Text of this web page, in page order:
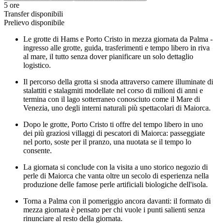
5 ore
Transfer disponibili
Prelievo disponibile
Le grotte di Hams e Porto Cristo in mezza giornata da Palma -
ingresso alle grotte, guida, trasferimenti e tempo libero in riva
al mare, il tutto senza dover pianificare un solo dettaglio
logistico.
Il percorso della grotta si snoda attraverso camere illuminate di
stalattiti e stalagmiti modellate nel corso di milioni di anni e
termina con il lago sotterraneo conosciuto come il Mare di
Venezia, uno degli interni naturali più spettacolari di Maiorca.
Dopo le grotte, Porto Cristo ti offre del tempo libero in uno
dei più graziosi villaggi di pescatori di Maiorca: passeggiate
nel porto, soste per il pranzo, una nuotata se il tempo lo
consente.
La giornata si conclude con la visita a uno storico negozio di
perle di Maiorca che vanta oltre un secolo di esperienza nella
produzione delle famose perle artificiali biologiche dell'isola.
Torna a Palma con il pomeriggio ancora davanti: il formato di
mezza giornata è pensato per chi vuole i punti salienti senza
rinunciare al resto della giornata.